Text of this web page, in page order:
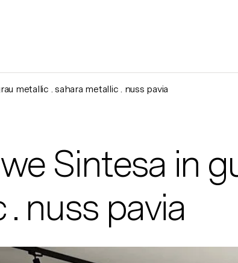
metallic . sahara metallic . nuss pavia
Sintesa in
nuss pavia